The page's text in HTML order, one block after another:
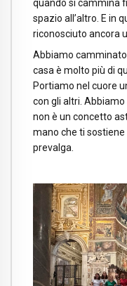
quando si cammina
spazio all’altro. E in
riconosciuto ancora
Abbiamo
casa è molto più di
Portiamo nel cuore
con gli altri.
non è un concetto
mano che ti
prevalga.